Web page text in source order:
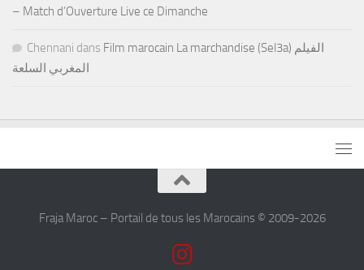
– Match d’Ouverture Live ce Dimanche
Chennani dans Film marocain La marchandise (Sel3a) الفيلم
المغربي السلعة
Fraja Maroc – Portail de tous les Marocains © 2009-2026